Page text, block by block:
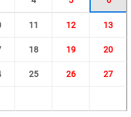
11 12 13
18 19 20
25 26 27